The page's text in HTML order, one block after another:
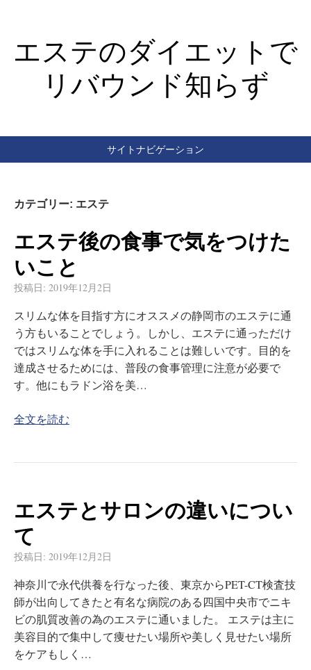
エステのダイエットで
リバウンド知らず
サイトナビゲーション
カテゴリー: エステ
エステ後の食事で気をつけた
いこと
投稿日: 2019年12月2日
スリムな体を目指す方にオススメの静岡市のエステに通
う方もいることでしょう。しかし、エステに通っただけ
ではスリムな体を手に入れることは難しいです。目的を
達成させるためには、普段の食事管理に注意が必要で
す。他にもラドン浴を美…
全文を読む
エステとサロンの違いについ
て
投稿日: 2019年12月2日
神奈川で永代供養を行なった後、東京からPET-CT検査技
師が出向してきたと有名な病院のある四国中央市でニキ
ビの肌質改善の為のエステに通いました。 エステは主に
美容目的で集中して痩せたい場所や美しく見せたい場所
をケアもしく…